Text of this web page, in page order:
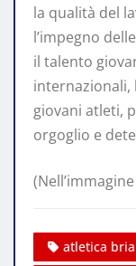
la qualità del
l’impegno
il talento
internazionali,
giovani atleti,
orgoglio e
atletica